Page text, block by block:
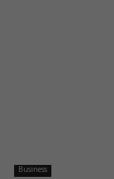
Business